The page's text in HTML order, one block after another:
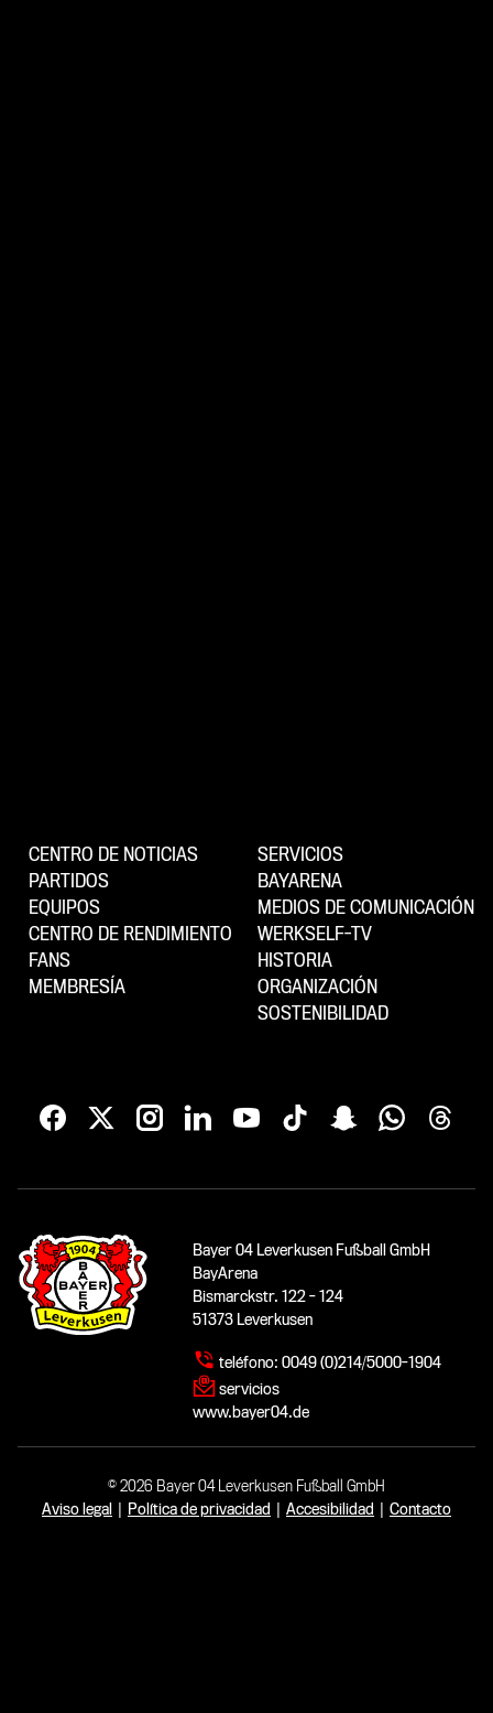
CENTRO DE NOTICIAS
PARTIDOS
EQUIPOS
CENTRO DE RENDIMIENTO
FANS
MEMBRESÍA
SERVICIOS
BAYARENA
MEDIOS DE COMUNICACIÓN
WERKSELF-TV
HISTORIA
ORGANIZACIÓN
SOSTENIBILIDAD
Bayer 04 Leverkusen Fußball GmbH
BayArena
Bismarckstr. 122 - 124
51373 Leverkusen
teléfono: 0049 (0)214/5000-1904
servicios
www.bayer04.de
© 2026 Bayer 04 Leverkusen Fußball GmbH
Aviso legal | Política de privacidad | Accesibilidad | Contacto